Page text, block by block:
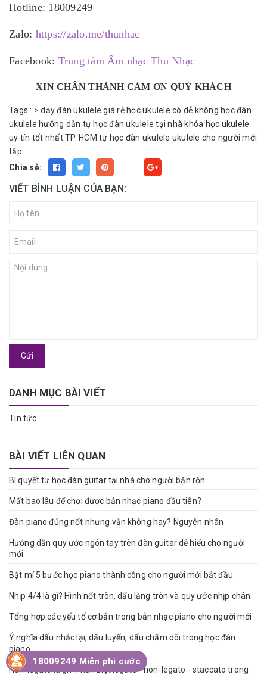
Hotline: 18009249
Zalo: https://zalo.me/thunhac
Facebook: Trung tâm Âm nhạc Thu Nhạc
XIN CHÂN THÀNH CẢM ƠN QUÝ KHÁCH
Tags : >dạy đàn ukulele giá rẻ học ukulele có dễ không học đàn
ukulele hưỡng dẫn tự học đàn ukulele tại nhà khóa học ukulele
uy tín tốt nhất TP. HCM tự học đàn ukulele ukulele cho người mới
tập
Chia sẻ:
VIẾT BÌNH LUẬN CỦA BẠN:
Gửi
DANH MỤC BÀI VIẾT
Tin tức
BÀI VIẾT LIÊN QUAN
Bí quyết tự học đàn guitar tại nhà cho người bận rộn
Mất bao lâu để chơi được bản nhạc piano đầu tiên?
Đàn piano đúng nốt nhưng vẫn không hay? Nguyên nhân
Hướng dẫn quy ước ngón tay trên đàn guitar dễ hiểu cho người
mới
Bật mí 5 bước học piano thành công cho người mới bắt đầu
Nhịp 4/4 là gì? Hình nốt tròn, dấu lặng tròn và quy ước nhịp chân
Tổng hợp các yếu tố cơ bản trong bản nhạc piano cho người mới
Ý nghĩa dấu nhắc lại, dấu luyến, dấu chấm dôi trong học đàn
piano
Non-legato là gì? Phân biệt legato - non-legato - staccato trong
18009249 Miễn phí cước